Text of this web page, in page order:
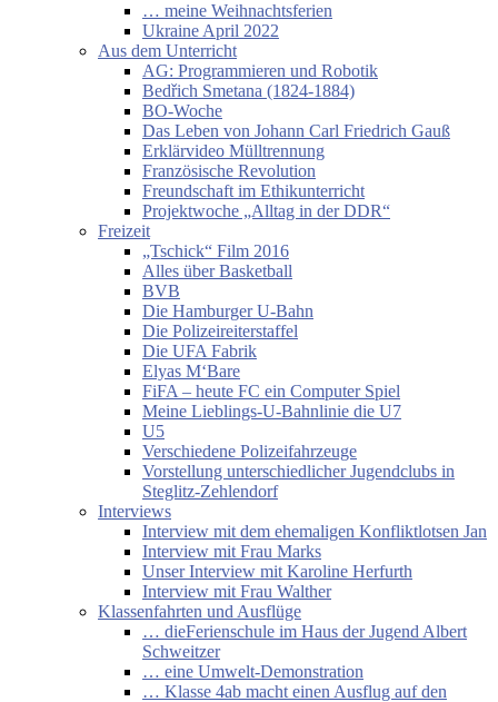
… meine Weihnachtsferien
Ukraine April 2022
Aus dem Unterricht
AG: Programmieren und Robotik
Bedřich Smetana (1824-1884)
BO-Woche
Das Leben von Johann Carl Friedrich Gauß
Erklärvideo Mülltrennung
Französische Revolution
Freundschaft im Ethikunterricht
Projektwoche „Alltag in der DDR“
Freizeit
„Tschick“ Film 2016
Alles über Basketball
BVB
Die Hamburger U-Bahn
Die Polizeireiterstaffel
Die UFA Fabrik
Elyas M‘Bare
FiFA – heute FC ein Computer Spiel
Meine Lieblings-U-Bahnlinie die U7
U5
Verschiedene Polizeifahrzeuge
Vorstellung unterschiedlicher Jugendclubs in
Steglitz-Zehlendorf
Interviews
Interview mit dem ehemaligen Konfliktlotsen Jan
Interview mit Frau Marks
Unser Interview mit Karoline Herfurth
Interview mit Frau Walther
Klassenfahrten und Ausflüge
… dieFerienschule im Haus der Jugend Albert
Schweitzer
… eine Umwelt-Demonstration
… Klasse 4ab macht einen Ausflug auf den